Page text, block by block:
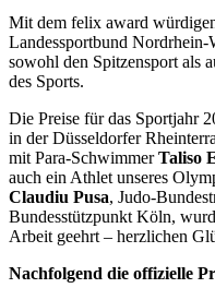
Mit dem felix award
Landessportbund
sowohl den Spitzensport als
des Sports.
Die Preise für das Sportjahr
in der Düsseldorfer
mit Para-SchwimmerTaliso
auch ein Athlet unseres
Claudiu Pusa, Judo-
Bundesstützpunkt Köln,
Arbeit geehrt – herzlichen
Nachfolgend die offizielle